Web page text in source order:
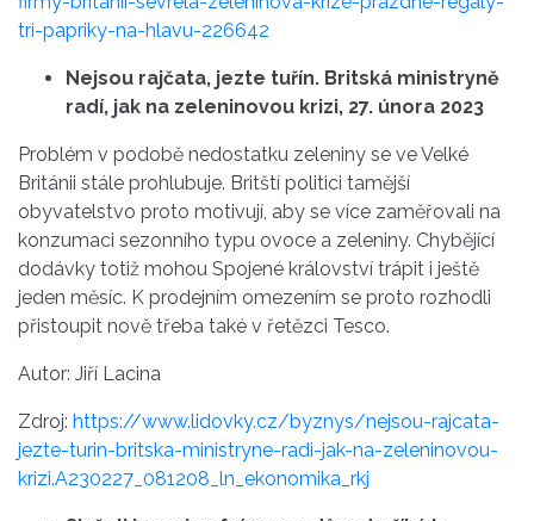
tri-papriky-na-hlavu-226642
Nejsou rajčata, jezte tuřín. Britská ministryně
radí, jak na zeleninovou krizi, 27. února 2023
Problém v podobě nedostatku zeleniny se ve Velké
Británii stále prohlubuje. Britští politici tamější
obyvatelstvo proto motivují, aby se více zaměřovali na
konzumaci sezonního typu ovoce a zeleniny. Chybějící
dodávky totiž mohou Spojené království trápit i ještě
jeden měsíc. K prodejním omezením se proto rozhodli
přistoupit nově třeba také v řetězci Tesco.
Autor: Jiří Lacina
Zdroj: https://www.lidovky.cz/byznys/nejsou-rajcata-
jezte-turin-britska-ministryne-radi-jak-na-zeleninovou-
krizi.A230227_081208_ln_ekonomika_rkj